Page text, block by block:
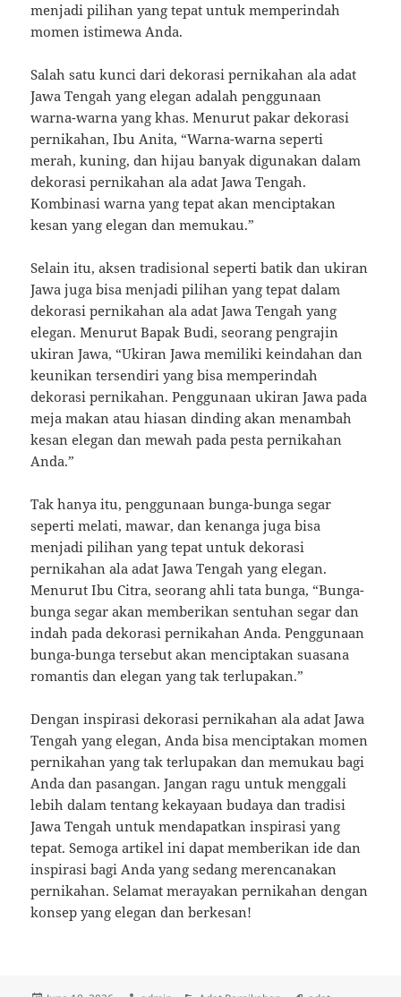
menjadi pilihan yang tepat untuk memperindah
momen istimewa Anda.
Salah satu kunci dari dekorasi pernikahan ala adat
Jawa Tengah yang elegan adalah penggunaan
warna-warna yang khas. Menurut pakar dekorasi
pernikahan, Ibu Anita, “Warna-warna seperti
merah, kuning, dan hijau banyak digunakan dalam
dekorasi pernikahan ala adat Jawa Tengah.
Kombinasi warna yang tepat akan menciptakan
kesan yang elegan dan memukau.”
Selain itu, aksen tradisional seperti batik dan ukiran
Jawa juga bisa menjadi pilihan yang tepat dalam
dekorasi pernikahan ala adat Jawa Tengah yang
elegan. Menurut Bapak Budi, seorang pengrajin
ukiran Jawa, “Ukiran Jawa memiliki keindahan dan
keunikan tersendiri yang bisa memperindah
dekorasi pernikahan. Penggunaan ukiran Jawa pada
meja makan atau hiasan dinding akan menambah
kesan elegan dan mewah pada pesta pernikahan
Anda.”
Tak hanya itu, penggunaan bunga-bunga segar
seperti melati, mawar, dan kenanga juga bisa
menjadi pilihan yang tepat untuk dekorasi
pernikahan ala adat Jawa Tengah yang elegan.
Menurut Ibu Citra, seorang ahli tata bunga, “Bunga-
bunga segar akan memberikan sentuhan segar dan
indah pada dekorasi pernikahan Anda. Penggunaan
bunga-bunga tersebut akan menciptakan suasana
romantis dan elegan yang tak terlupakan.”
Dengan inspirasi dekorasi pernikahan ala adat Jawa
Tengah yang elegan, Anda bisa menciptakan momen
pernikahan yang tak terlupakan dan memukau bagi
Anda dan pasangan. Jangan ragu untuk menggali
lebih dalam tentang kekayaan budaya dan tradisi
Jawa Tengah untuk mendapatkan inspirasi yang
tepat. Semoga artikel ini dapat memberikan ide dan
inspirasi bagi Anda yang sedang merencanakan
pernikahan. Selamat merayakan pernikahan dengan
konsep yang elegan dan berkesan!